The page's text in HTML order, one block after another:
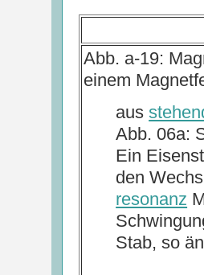
Abb. a-19:
einem
aus
Abb. 06a:
Ein
den
resonanz
Stab, so